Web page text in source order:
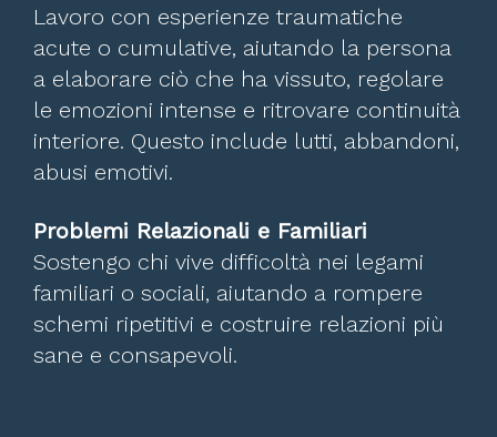
Lavoro con esperienze traumatiche
acute o cumulative, aiutando la persona
a elaborare ciò che ha vissuto, regolare
le emozioni intense e ritrovare continuità
interiore. Questo include lutti, abbandoni,
abusi emotivi.
Problemi Relazionali e Familiari
Sostengo chi vive difficoltà nei legami
familiari o sociali, aiutando a rompere
schemi ripetitivi e costruire relazioni più
sane e consapevoli.